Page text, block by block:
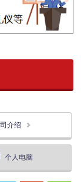
介绍
个人电脑